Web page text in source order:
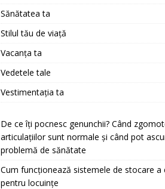
Sănătatea ta
Stilul tău de viață
Vacanța ta
Vedetele tale
Vestimentația ta
De ce îți pocnesc genunchii? Când
articulațiilor sunt normale și când pot
problemă de sănătate
Cum funcționează sistemele de stocare a
pentru locuințe